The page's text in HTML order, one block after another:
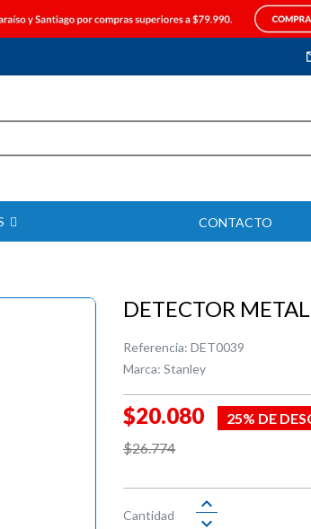
CONTACTO
DETECTOR
Referencia: DET0039
Marca: Stanley
$20.080
25% DE
$26.774
Cantidad